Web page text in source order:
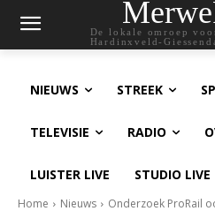
De lokale omroep
Hardinxveld-
NIEUWS STREEK
TELEVISIE RADIO
LUISTER LIVE STUDIO LIVE
Home Nieuws
Onderzoek ProRail